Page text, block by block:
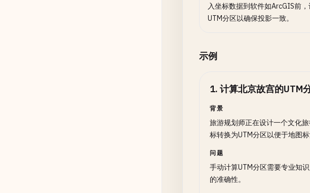
入坐标数据到软件如ArcGIS前
UTM分区以确保投影一致。
示例
1. 计算北京故宫的UTM
背景
旅游规划师正在设计一个文化
标转换为UTM分区以便于地图标
问题
手动计算UTM分区需要专业知
的准确性。